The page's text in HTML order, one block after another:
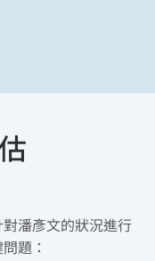
對潘彥文的狀況進行
題：